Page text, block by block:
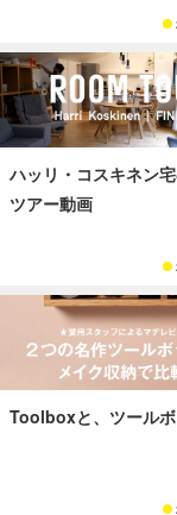
ハッリ・コスキネン
ツアー動画
Toolboxと、ツール